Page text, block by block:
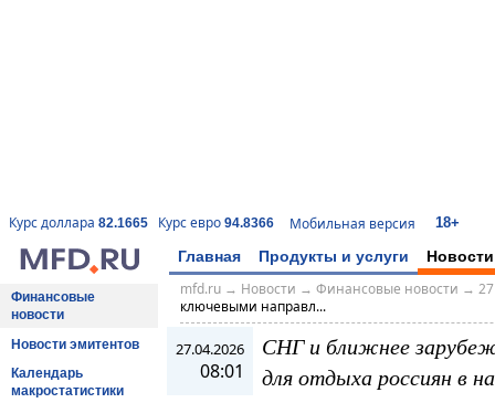
Курс доллара 82.1665 Курс евро 94.8366 Мобильная версия 18+
Главная Продукты и услуги Новости
Финансовые
новости
Новости эмитентов
Календарь
макростатистики
mfd.ru→ Новости → Финансовые новости →
ключевыми направл...
27.04.2026
08:01
СНГ и ближнее
для отдыха россиян в